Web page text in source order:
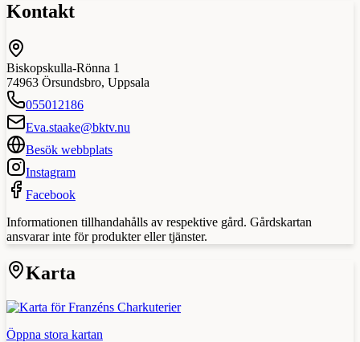
Kontakt
Biskopskulla-Rönna 1
74963 Örsundsbro, Uppsala
055012186
Eva.staake@bktv.nu
Besök webbplats
Instagram
Facebook
Informationen tillhandahålls av respektive gård. Gårdskartan
ansvarar inte för produkter eller tjänster.
Karta
Öppna stora kartan